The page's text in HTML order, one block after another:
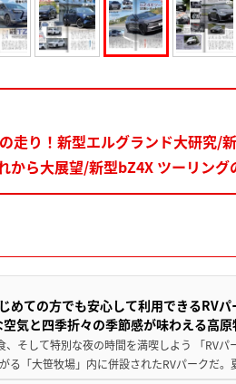
走り！新型エルグランド大研究/
から大展望/新型bZ4X ツーリン
めての方でも安心して利用できるRV
空気と四季折々の季節感が味わえる高
そして特別な夜の時間を満喫しよう 「RVパ
る「大笹牧場」内に併設されたRVパークだ